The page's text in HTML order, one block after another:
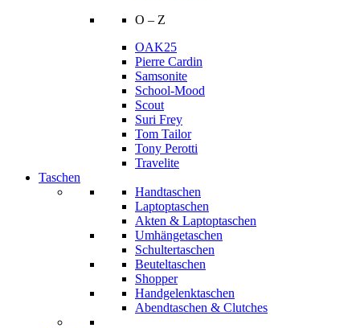
O – Z
OAK25
Pierre Cardin
Samsonite
School-Mood
Scout
Suri Frey
Tom Tailor
Tony Perotti
Travelite
Taschen
Handtaschen
Laptoptaschen
Akten & Laptoptaschen
Umhängetaschen
Schultertaschen
Beuteltaschen
Shopper
Handgelenktaschen
Abendtaschen & Clutches